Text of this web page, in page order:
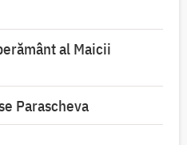
al Maicii
Parascheva